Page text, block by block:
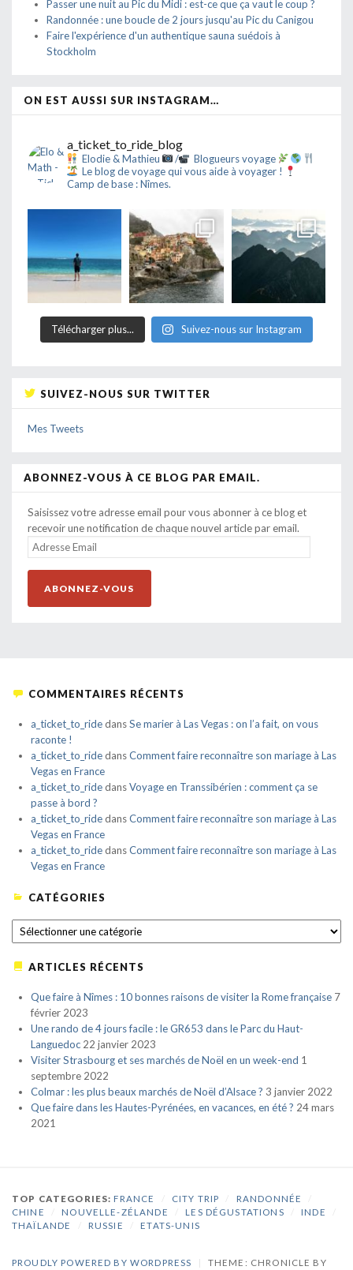
Passer une nuit au Pic du Midi : est-ce que ça vaut le coup ?
Randonnée : une boucle de 2 jours jusqu'au Pic du Canigou
Faire l'expérience d'un authentique sauna suédois à
Stockholm
ON EST AUSSI SUR INSTAGRAM…
a_ticket_to_ride_blog
Elodie & Mathieu /
Blogueurs voyage
Le blog de voyage qui vous aide à voyager !
Camp de base : Nîmes.
Télécharger plus... Suivez-nous sur Instagram
SUIVEZ-NOUS SUR TWITTER
Mes Tweets
ABONNEZ-VOUS À CE BLOG PAR EMAIL.
Saisissez votre adresse email pour vous abonner à ce blog et
recevoir une notification de chaque nouvel article par email.
ADRESSE
EMAIL
ABONNEZ-VOUS
COMMENTAIRES RÉCENTS
a_ticket_to_ridedansSe marier à Las Vegas : on l’a fait, on vous
raconte !
a_ticket_to_ridedansComment faire reconnaître son mariage à Las
Vegas en France
a_ticket_to_ridedansVoyage en Transsibérien : comment ça se
passe à bord ?
a_ticket_to_ridedansComment faire reconnaître son mariage à Las
Vegas en France
a_ticket_to_ridedansComment faire reconnaître son mariage à Las
Vegas en France
CATÉGORIES
CATÉGORIES
ARTICLES RÉCENTS
Que faire à Nîmes : 10 bonnes raisons de visiter la Rome française 7
février 2023
Une rando de 4 jours facile : le GR653 dans le Parc du Haut-
Languedoc 22 janvier 2023
Visiter Strasbourg et ses marchés de Noël en un week-end 1
septembre 2022
Colmar : les plus beaux marchés de Noël d’Alsace ? 3 janvier 2022
Que faire dans les Hautes-Pyrénées, en vacances, en été ? 24 mars
2021
TOP CATEGORIES:FRANCE CITY TRIP RANDONNÉE
CHINE
NOUVELLE-ZÉLANDE LES DÉGUSTATIONS INDE
THAÏLANDE
RUSSIE ETATS-UNIS
PROUDLY POWERED BY WORDPRESS THEME: CHRONICLE BY